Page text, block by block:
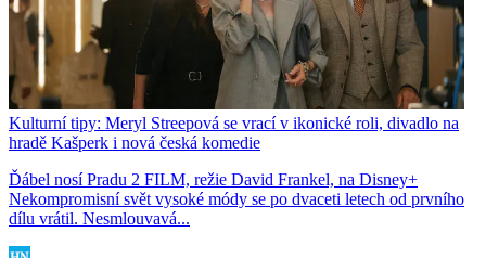
Kulturní tipy: Meryl Streepová se vrací v ikonické roli, divadlo na
hradě Kašperk i nová česká komedie
Ďábel nosí Pradu 2 FILM, režie David Frankel, na Disney+
Nekompromisní svět vysoké módy se po dvaceti letech od prvního
dílu vrátil. Nesmlouvavá...